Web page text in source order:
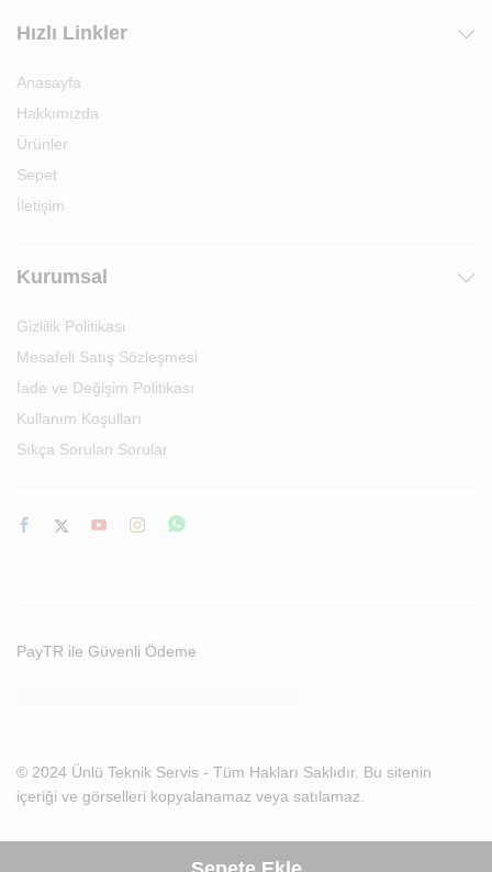
Hızlı Linkler
Anasayfa
Hakkımızda
Ürünler
Sepet
İletişim
Kurumsal
Gizlilik Politikası
Mesafeli Satış Sözleşmesi
İade ve Değişim Politikası
Kullanım Koşulları
Sıkça Sorulan Sorular
© 2024 Ünlü Teknik Servis - Tüm Hakları Saklıdır. Bu sitenin
içeriği ve görselleri kopyalanamaz veya satılamaz.
PayTR ile Güvenli Ödeme